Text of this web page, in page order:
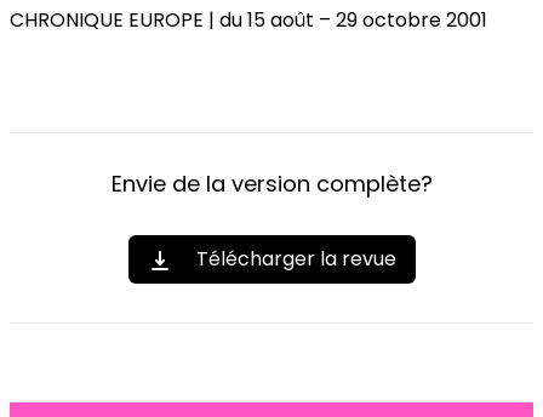
CHRONIQUE EUROPE | du 15 août – 29 octobre 2001
Envie de la version complète?
Télécharger la revue